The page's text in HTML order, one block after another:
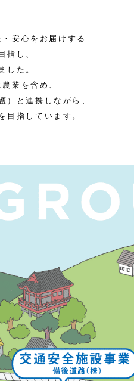
安心をお届けする
指し、
した。
業を含め、
）と連携しながら、
目指しています。